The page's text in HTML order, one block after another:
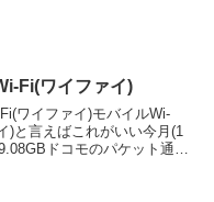
Fi(ワイファイ)
ワイファイ)モバイルWi-
)と言えばこれがいい今月(1
ドコモのパケット通信